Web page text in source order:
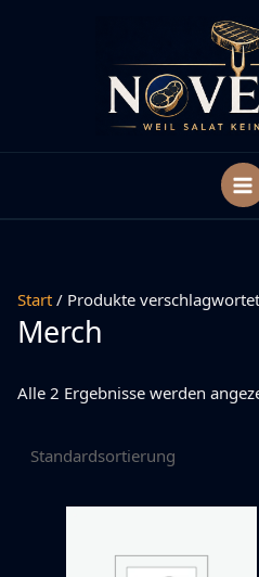
Start / Produkte
Merch
Alle 2 Ergebnisse werden